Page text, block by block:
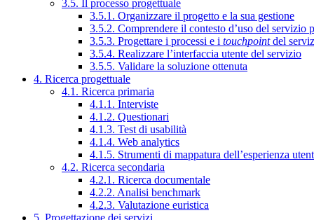
3.5. Il processo progettuale
3.5.1. Organizzare il progetto e la sua gestione
3.5.2. Comprendere il contesto d’uso del servizio
3.5.3. Progettare i processi e i touchpointdel
3.5.4. Realizzare l’interfaccia utente del servizio
3.5.5. Validare la soluzione ottenuta
4. Ricerca progettuale
4.1. Ricerca primaria
4.1.1. Interviste
4.1.2. Questionari
4.1.3. Test di usabilità
4.1.4. Web analytics
4.1.5. Strumenti di mappatura dell’esperienza
4.2. Ricerca secondaria
4.2.1. Ricerca documentale
4.2.2. Analisi benchmark
4.2.3. Valutazione euristica
5. Progettazione dei servizi